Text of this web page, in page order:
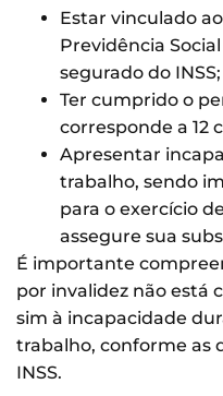
Estar vinculado
Previdência
segurado do INSS;
Ter cumprido o
corresponde a 12
Apresentar
trabalho, sendo
para o exercício
assegure sua
É importante
por invalidez não está
sim à incapacidade
trabalho, conforme as
INSS.